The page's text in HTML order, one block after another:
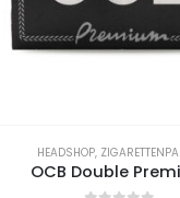
HEADSHOP,
Rips Hemp Braun